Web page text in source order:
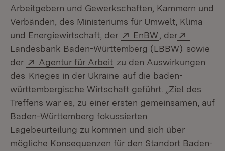
Arbeitgebern und Gewerkschaften, Kammern und
Verbänden, des Ministeriums für Umwelt, Klima
und Energiewirtschaft, der
Extern:
EnBW (Öffnet in
, der
Landesbank Baden-Württemberg (LBBW) (Öffnet
sowie
der
Extern:
Agentur für Arbeit (Öffnet in neuem Fenster)
zu den Auswirkungen
des Krieges in der Ukraine auf die baden-
württembergische Wirtschaft geführt. „Ziel des
Treffens war es, zu einer ersten gemeinsamen, auf
Baden-Württemberg fokussierten
Lagebeurteilung zu kommen und sich über
mögliche Konsequenzen für den Standort Baden-